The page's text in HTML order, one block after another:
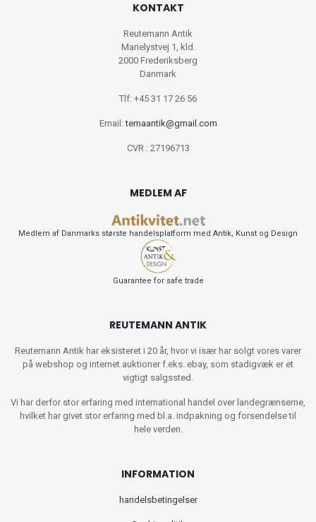
KONTAKT
Reutemann Antik
Marielystvej 1, kld.
2000 Frederiksberg
Danmark
Tlf: +45 31 17 26 56
Email:temaantik@gmail.com
CVR : 27196713
MEDLEM AF
Medlem af Danmarks største handelsplatform med Antik, Kunst og Design
Guarantee for safe trade
REUTEMANN ANTIK
Reutemann Antik har eksisteret i 20 år, hvor vi især har solgt vores varer
på webshop og internet auktioner f.eks. ebay, som stadigvæk er et
vigtigt salgssted.
Vi har derfor stor erfaring med international handel over landegrænserne,
hvilket har givet stor erfaring med bl.a. indpakning og forsendelse til
hele verden.
INFORMATION
handelsbetingelser